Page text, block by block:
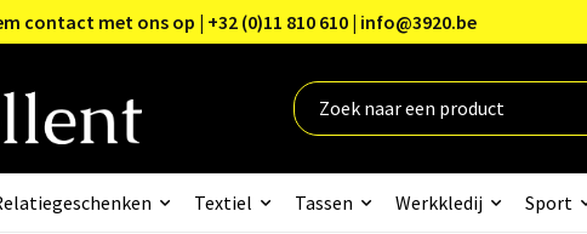
contact met ons op | +32 (0)11 810 610 | info@3920.be
Textiel Tassen Werkkledij Sport